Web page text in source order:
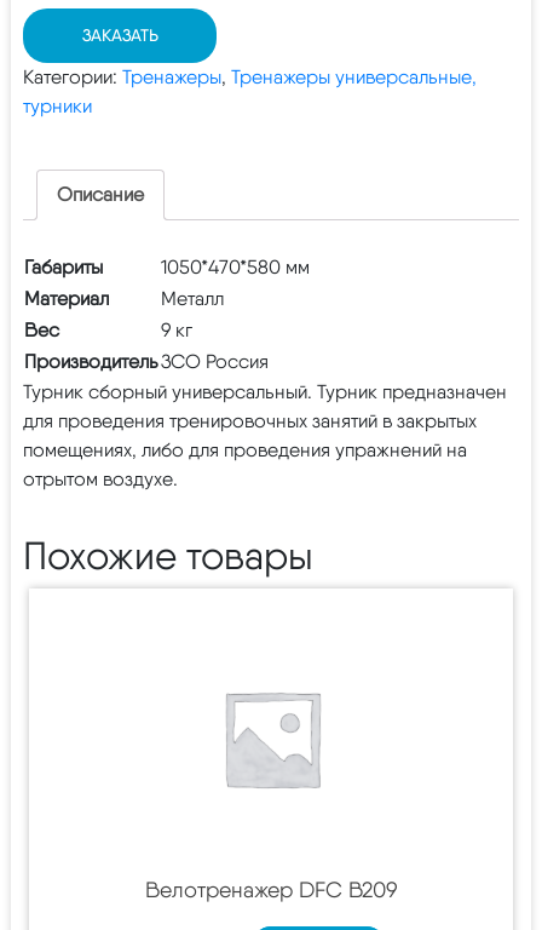
ЗАКАЗАТЬ
Категории: Тренажеры, Тренажеры универсальные,
турники
Описание
Габариты
1050*470*580 мм
Материал
Металл
Вес
9 кг
ПроизводительЗСО Россия
Турник сборный универсальный. Турник предназначен
для проведения тренировочных занятий в закрытых
помещениях, либо для проведения упражнений на
отрытом воздухе.
Похожие товары
Велотренажер DFC B209